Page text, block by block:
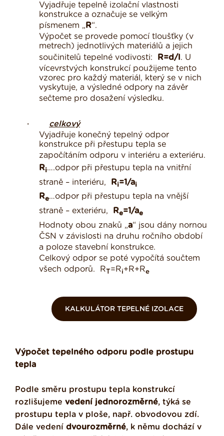
Vyjadřuje tepelně izolační vlastnosti
konstrukce a označuje se velkým
písmenem „ R“.
Výpočet se provede pomocí tloušťky (v
metrech) jednotlivých materiálů a jejich
součinitelů tepelné vodivosti:
R=d/ . U
vícevrstvých konstrukcí použijeme tento
vzorec pro každý materiál, který se v nich
vyskytuje, a výsledné odpory na závěr
sečteme pro dosažení výsledku.
· celkový
Vyjadřuje konečný tepelný odpor
konstrukce při přestupu tepla se
započítáním odporu v interiéru a exteriéru.
Ri….odpor při přestupu tepla na vnitřní
straně – interiéru,
Ri=1/ai
Re…odpor při přestupu tepla na vnější
straně – exteriéru,
Re=1/ae
Hodnoty obou znaků „a“ jsou dány nornou
ČSN v závislosti na druhu ročního období
a poloze stavební konstrukce.
Celkový odpor se poté vypočítá součtem
všech odporů.
RT=Ri+R+Re
KALKULÁTOR TEPELNÉ IZOLACE
Výpočet tepelného odporu podle prostupu
tepla
Podle směru prostupu tepla konstrukcí
rozlišujeme vedení jednorozměrné, týká se
prostupu tepla v ploše, např. obvodovou zdí.
Dále vedení dvourozměrné, k němu dochází v